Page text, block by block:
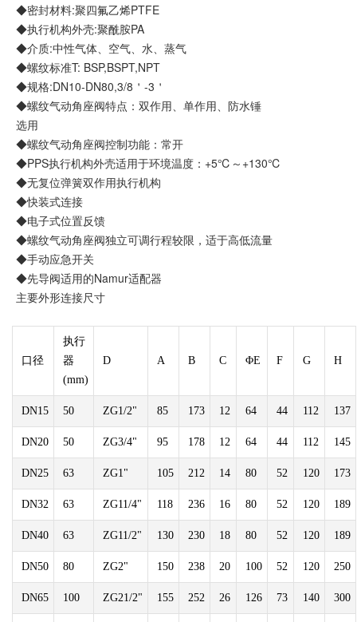
◆密封材料:聚四氟乙烯PTFE
◆执行机构外壳:聚酰胺PA
◆介质:中性气体、空气、水、蒸气
◆螺纹标准T: BSP,BSPT,NPT
◆规格:DN10-DN80,3/8＇-3＇
◆螺纹气动角座阀特点：双作用、单作用、防水锤
选用
◆螺纹气动角座阀控制功能：常开
◆PPS执行机构外壳适用于环境温度：+5℃～+130℃
◆无复位弹簧双作用执行机构
◆快装式连接
◆电子式位置反馈
◆螺纹气动角座阀独立可调行程较限，适于高低流量
◆手动应急开关
◆先导阀适用的Namur适配器
主要外形连接尺寸
口径
执行
器
(mm)
D A B C ΦE F G H
DN15 50 ZG1/2" 85 173 12 64 44 112 137
DN20 50 ZG3/4" 95 178 12 64 44 112 145
DN25 63 ZG1" 105 212 14 80 52 120 173
DN32 63 ZG11/4" 118 236 16 80 52 120 189
DN40 63 ZG11/2" 130 230 18 80 52 120 189
DN50 80 ZG2" 150 238 20 100 52 120 250
DN65 100 ZG21/2" 155 252 26 126 73 140 300